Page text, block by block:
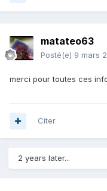
matateo63
Posté(e) 9 mars
merci pour toutes ces
Citer
2 years later...